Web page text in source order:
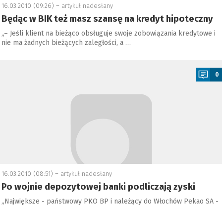
16.03.2010 (09:26) – artykuł nadesłany
Będąc w BIK też masz szansę na kredyt hipoteczny
„– Jeśli klient na bieżąco obsługuje swoje zobowiązania kredytowe i
nie ma żadnych bieżących zaległości, a …
0
16.03.2010 (08:51) – artykuł nadesłany
Po wojnie depozytowej banki podliczają zyski
„Największe - państwowy PKO BP i należący do Włochów Pekao SA -